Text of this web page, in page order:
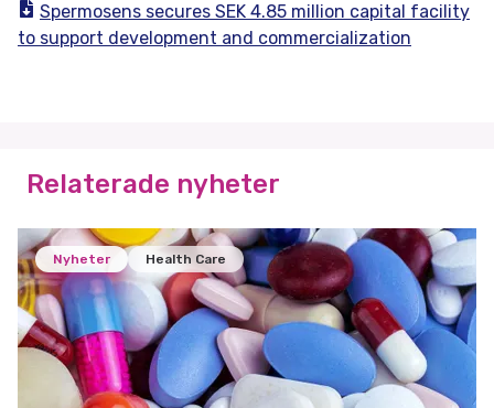
Spermosens secures SEK 4.85 million capital facility
to support development and commercialization
Relaterade nyheter
Nyheter Health Care